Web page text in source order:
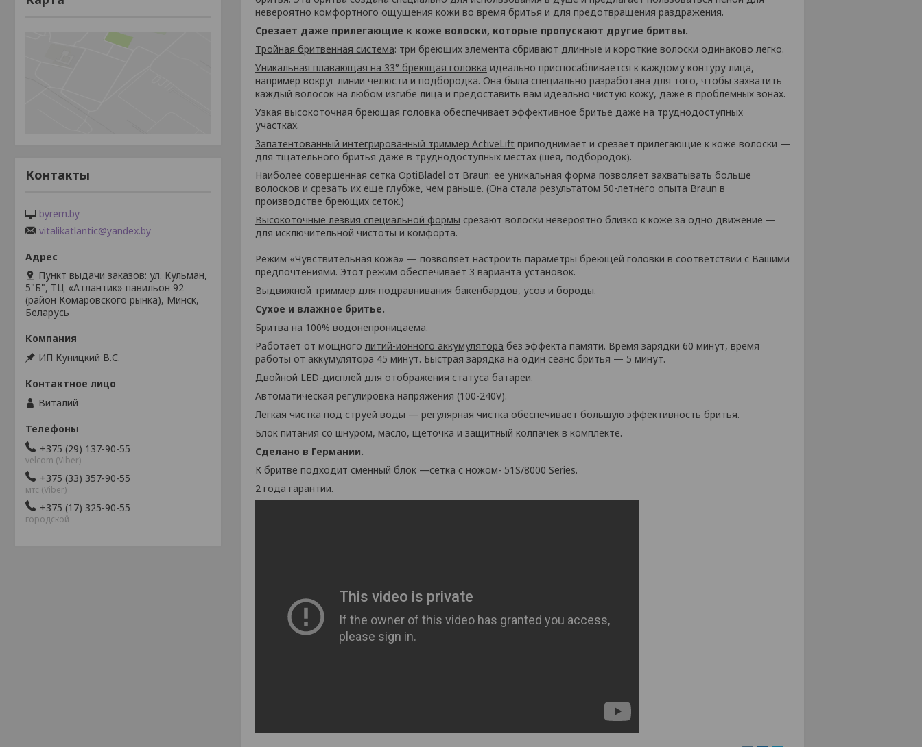
невероятно комфортного ощущения кожи во время бритья и для предотвращения раздражения.
Срезает даже прилегающие к коже волоски, которые пропускают другие бритвы.
Тройная бритвенная система: три бреющих элемента сбривают длинные и короткие волоски одинаково легко.
Уникальная плавающая на 33° бреющая головка идеально приспосабливается к каждому контуру лица,
например вокруг линии челюсти и подбородка. Она была специально разработана для того, чтобы захватить
каждый волосок на любом изгибе лица и предоставить вам идеально чистую кожу, даже в проблемных зонах.
Узкая высокоточная бреющая головка обеспечивает эффективное бритье даже на труднодоступных
участках.
Запатентованный интегрированный триммер ActiveLift приподнимает и срезает прилегающие к коже волоски —
для тщательного бритья даже в труднодоступных местах (шея, подбородок).
Наиболее совершенная сетка OptiBladel от Braun: ее уникальная форма позволяет захватывать больше
волосков и срезать их еще глубже, чем раньше. (Она стала результатом 50-летнего опыта Braun в
производстве бреющих сеток.)
Высокоточные лезвия специальной формы срезают волоски невероятно близко к коже за одно движение —
для исключительной чистоты и комфорта.
Режим «Чувствительная кожа» — позволяет настроить параметры бреющей головки в соответствии с Вашими
предпочтениями. Этот режим обеспечивает 3 варианта установок.
Выдвижной триммер для подравнивания бакенбардов, усов и бороды.
Сухое и влажное бритье.
Бритва на 100% водонепроницаема.
Работает от мощного литий-ионного аккумулятора без эффекта памяти. Время зарядки 60 минут, время
работы от аккумулятора 45 минут. Быстрая зарядка на один сеанс бритья — 5 минут.
Двойной LED-дисплей для отображения статуса батареи.
Автоматическая регулировка напряжения (100-240V).
Легкая чистка под струей воды — регулярная чистка обеспечивает большую эффективность бритья.
Блок питания со шнуром, масло, щеточка и защитный колпачек в комплекте.
Сделано в Германии.
К бритве подходит сменный блок —сетка с ножом- 51S/8000 Series.
2 года гарантии.
Контакты
byrem.by
vitalikatlantic@yandex.by
Пункт выдачи заказов: ул. Кульман,
5"Б", ТЦ «Атлантик» павильон 92
(район Комаровского рынка), Минск,
Беларусь
ИП Куницкий В.С.
Виталий
+375 (29) 137-90-55
velcom (Viber)
+375 (33) 357-90-55
мтс (Viber)
+375 (17) 325-90-55
городской